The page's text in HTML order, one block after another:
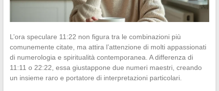
L’ora speculare 11:22 non figura tra le combinazioni più
comunemente citate, ma attira l’attenzione di molti appassionati
di numerologia e spiritualità contemporanea. A differenza di
11:11 o 22:22, essa giustappone due numeri maestri, creando
un insieme raro e portatore di interpretazioni particolari.